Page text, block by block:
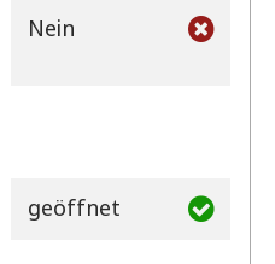
Nein
geöffnet